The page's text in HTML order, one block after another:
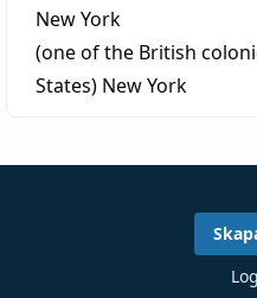
New York
(one of the British
States) New York